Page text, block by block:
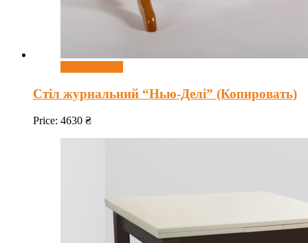
Стіл журнальний “Нью-Делі” (Копировать)
Price: 4630 ₴